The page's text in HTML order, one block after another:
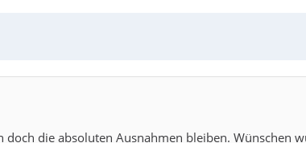
die absoluten Ausnahmen bleiben. Wünschen